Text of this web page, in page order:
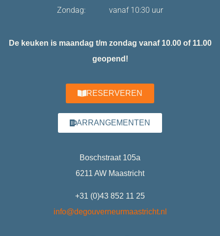
Zondag: vanaf 10:30 uur
De keuken is maandag t/m zondag vanaf 10.00 of 11.00
geopend!
RESERVEREN
ARRANGEMENTEN
Boschstraat 105a
6211 AW Maastricht
+31 (0)43 852 11 25
info@degouverneurmaastricht.nl